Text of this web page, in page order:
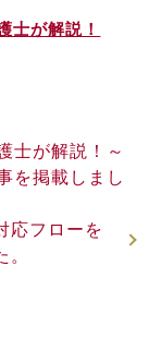
士が解説！
士が解説！～
を掲載しまし
応フローを